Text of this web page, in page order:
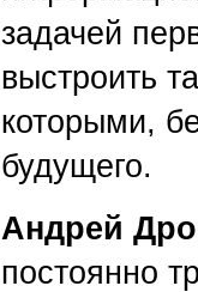
задачей
выстроить
которыми,
будущего.
Андрей
постоянно